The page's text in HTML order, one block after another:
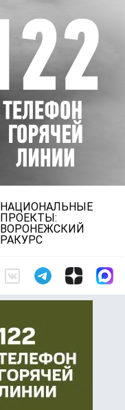
НАЦИОНАЛЬНЫЕ
ПРОЕКТЫ:
ВОРОНЕЖСКИЙ
РАКУРС